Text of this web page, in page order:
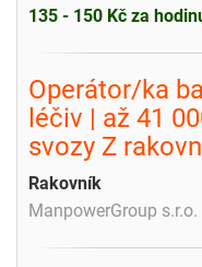
135 - 150 Kč za
Operátor/ka
léčiv | až 41
svozy Z
Rakovník
ManpowerGroup s.r.o.